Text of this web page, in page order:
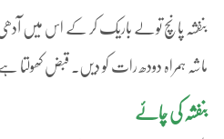
ماشہ ہمراہ دودھ رات کو دیں۔ قبض کھولتا
بنفشہ کی چائے